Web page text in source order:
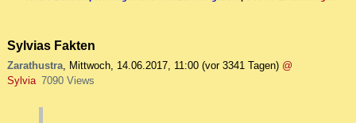
Sylvias Fakten
Zarathustra, Mittwoch, 14.06.2017, 11:00 (vor 3341 Tagen) @
Sylvia 7090 Views